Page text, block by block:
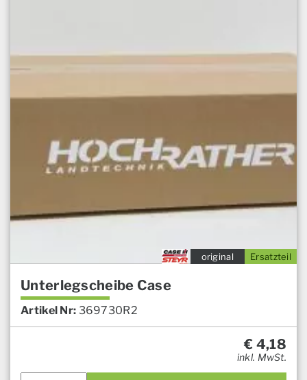
Ersatzteil
original
Unterlegscheibe Case
Artikel Nr: 369730R2
€ 4,18
inkl. MwSt.